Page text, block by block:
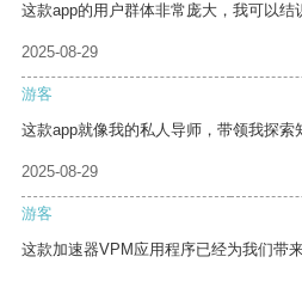
这款app的用户群体非常庞大，我可以结
2025-08-29
游客
这款app就像我的私人导师，带领我探索
2025-08-29
游客
这款加速器VPM应用程序已经为我们带